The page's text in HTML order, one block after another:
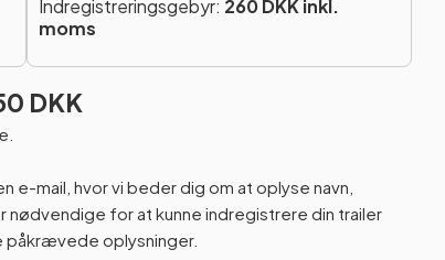
Indregistreringsgebyr: 260 DKK inkl.
moms
DKK
e-mail, hvor vi beder dig om at oplyse navn,
nødvendige for at kunne indregistrere din trailer
påkrævede oplysninger.